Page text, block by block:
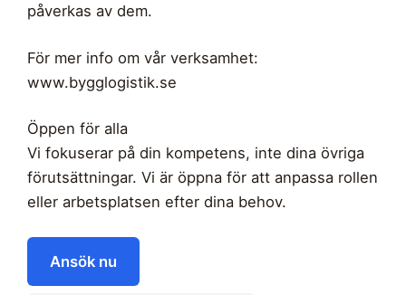
påverkas av dem.
För mer info om vår verksamhet:
www.bygglogistik.se
Öppen för alla
Vi fokuserar på din kompetens, inte dina övriga
förutsättningar. Vi är öppna för att anpassa rollen
eller arbetsplatsen efter dina behov.
Ansök nu